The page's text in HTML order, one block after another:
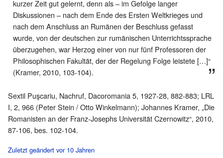
kurzer Zeit gut gelernt, denn als – im Gefolge langer
Diskussionen – nach dem Ende des Ersten Weltkrieges und
nach dem Anschluss an Rumänen der Beschluss gefasst
wurde, von der deutschen zur rumänischen Unterrichtssprache
überzugehen, war Herzog einer von nur fünf Professoren der
Philosophischen Fakultät, der der Regelung Folge leistete […]“
(Kramer, 2010, 103-104).
Sextil Puşcariu, Nachruf, Dacoromania 5, 1927-28, 882-883; LRL
I, 2, 966 (Peter Stein / Otto Winkelmann); Johannes Kramer, „Die
Romanisten an der Franz-Josephs Universität Czernowitz“, 2010,
87-106, bes. 102-104.
Zuletzt geändert vor 10 Jahren